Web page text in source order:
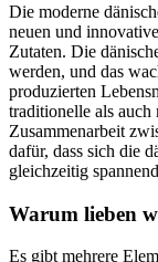
Die moderne
neuen und
Zutaten. Die
werden, und das
produzierten
traditionelle als
Zusammenarbeit
dafür, dass sich die
gleichzeitig
Warum lieben
Es gibt mehrere